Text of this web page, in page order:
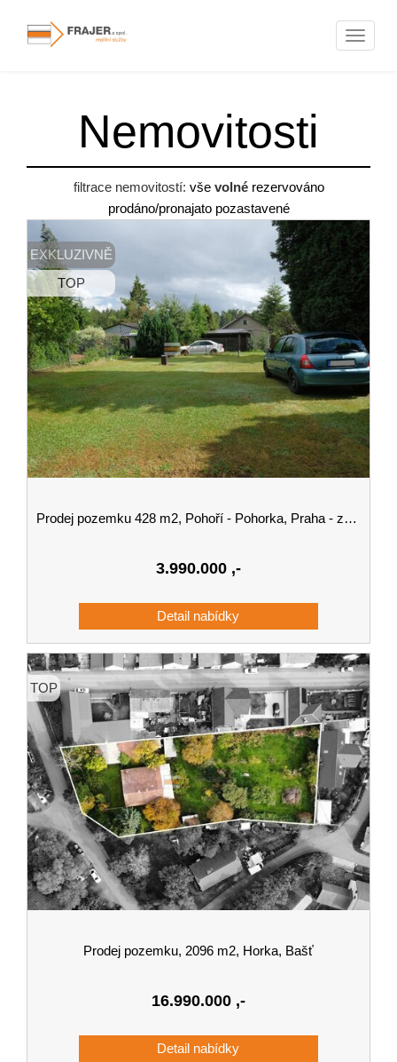
Nemovitosti
filtrace nemovitostí: vše volné rezervováno
prodáno/pronajato pozastavené
EXKLUZIVNĚ
TOP
Prodej pozemku 428 m2, Pohoří - Pohorka, Praha - západ
3.990.000 ,-
TOP
Prodej pozemku, 2096 m2, Horka, Bašť
16.990.000 ,-